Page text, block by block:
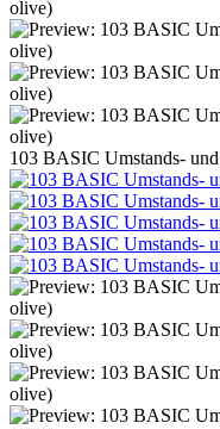
103 BASIC Umstands-